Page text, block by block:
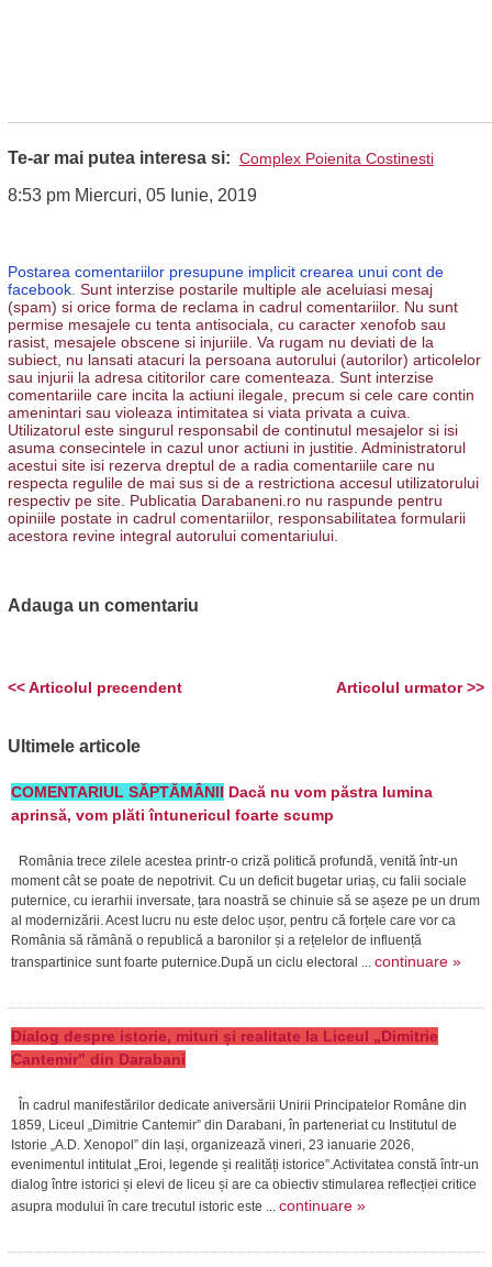
Te-ar mai putea interesa si: Complex Poienita Costinesti
8:53 pm Miercuri, 05 Iunie, 2019
Postarea comentariilor presupune implicit crearea unui cont de
facebook. Sunt interzise postarile multiple ale aceluiasi mesaj
(spam) si orice forma de reclama in cadrul comentariilor. Nu sunt
permise mesajele cu tenta antisociala, cu caracter xenofob sau
rasist, mesajele obscene si injuriile. Va rugam nu deviati de la
subiect, nu lansati atacuri la persoana autorului (autorilor) articolelor
sau injurii la adresa cititorilor care comenteaza. Sunt interzise
comentariile care incita la actiuni ilegale, precum si cele care contin
amenintari sau violeaza intimitatea si viata privata a cuiva.
Utilizatorul este singurul responsabil de continutul mesajelor si isi
asuma consecintele in cazul unor actiuni in justitie. Administratorul
acestui site isi rezerva dreptul de a radia comentariile care nu
respecta regulile de mai sus si de a restrictiona accesul utilizatorului
respectiv pe site. Publicatia Darabaneni.ro nu raspunde pentru
opiniile postate in cadrul comentariilor, responsabilitatea formularii
acestora revine integral autorului comentariului.
Adauga un comentariu
Articolul urmator >>
<< Articolul precendent
Ultimele articole
COMENTARIUL SĂPTĂMÂNII Dacă nu vom păstra lumina
aprinsă, vom plăti întunericul foarte scump
România trece zilele acestea printr-o criză politică profundă, venită într-un
moment cât se poate de nepotrivit. Cu un deficit bugetar uriaș, cu falii sociale
puternice, cu ierarhii inversate, țara noastră se chinuie să se așeze pe un drum
al modernizării. Acest lucru nu este deloc ușor, pentru că forțele care vor ca
România să rămână o republică a baronilor și a rețelelor de influență
transpartinice sunt foarte puternice.După un ciclu electoral ... continuare »
Dialog despre istorie, mituri și realitate la Liceul „Dimitrie
Cantemir” din Darabani
În cadrul manifestărilor dedicate aniversării Unirii Principatelor Române din
1859, Liceul „Dimitrie Cantemir” din Darabani, în parteneriat cu Institutul de
Istorie „A.D. Xenopol” din Iași, organizează vineri, 23 ianuarie 2026,
evenimentul intitulat „Eroi, legende și realități istorice”.Activitatea constă într-un
dialog între istorici și elevi de liceu și are ca obiectiv stimularea reflecției critice
asupra modului în care trecutul istoric este ... continuare »